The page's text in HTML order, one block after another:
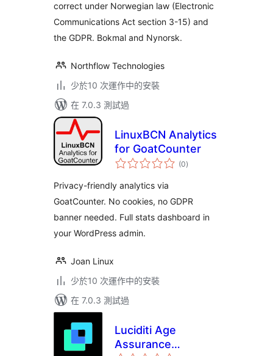
correct under Norwegian law (Electronic
Communications Act section 3-15) and
the GDPR. Bokmal and Nynorsk.
Northflow Technologies
少於10 次運作中的安裝
在 7.0.3 測試過
LinuxBCN Analytics
for GoatCounter
(0總
評)
Privacy-friendly analytics via
GoatCounter. No cookies, no GDPR
banner needed. Full stats dashboard in
your WordPress admin.
Joan Linux
少於10 次運作中的安裝
在 7.0.3 測試過
Luciditi Age
Assurance